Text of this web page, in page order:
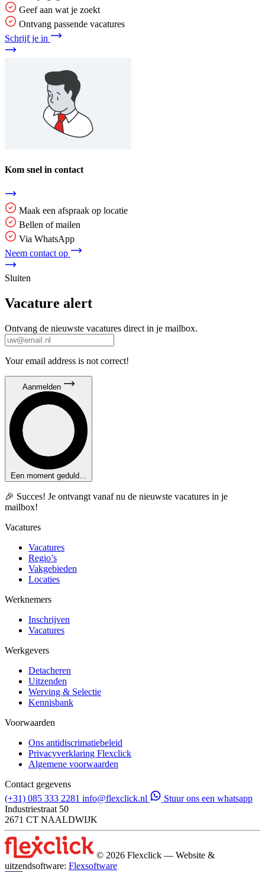
Geef aan wat je zoekt
Ontvang passende vacatures
Schrijf je in
Kom snel in contact
Maak een afspraak op locatie
Bellen of mailen
Via WhatsApp
Neem contact op
Sluiten
Vacature alert
Ontvang de nieuwste vacatures direct in je mailbox.
Your email address is not correct!
Aanmelden
Een moment geduld...
🎉 Succes! Je ontvangt vanaf nu de nieuwste vacatures in je
mailbox!
Vacatures
Vacatures
Regio’s
Vakgebieden
Locaties
Werknemers
Inschrijven
Vacatures
Werkgevers
Detacheren
Uitzenden
Werving & Selectie
Kennisbank
Voorwaarden
Ons antidiscrimatiebeleid
Privacyverklaring Flexclick
Algemene voorwaarden
Contact gegevens
(+31) 085 333 2281 info@flexclick.nl
Stuur ons een whatsapp
Industriestraat 50
2671 CT NAALDWIJK
© 2026 Flexclick — Website &
uitzendsoftware: Flexsoftware